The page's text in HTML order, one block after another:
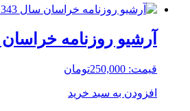
آرشیو روزنامه خراسان
قیمت: 250,000تومان
افزودن به سبد خرید